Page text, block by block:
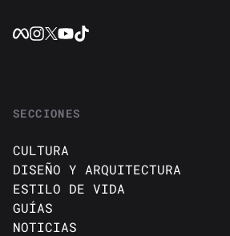
SECCIONES
CULTURA
DISEÑO Y ARQUITECTURA
ESTILO DE VIDA
GUÍAS
NOTICIAS